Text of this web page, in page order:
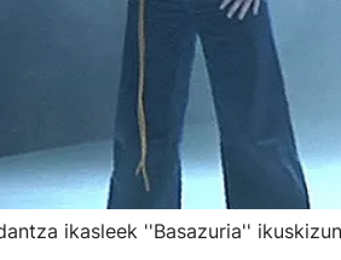
ikasleek ''Basazuria''